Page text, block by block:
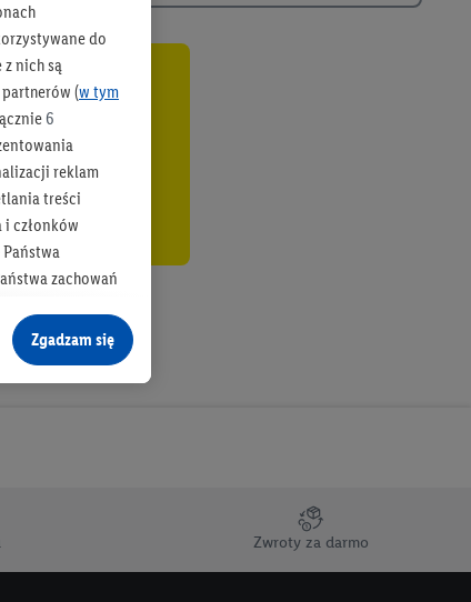
Zwroty za darmo
do
nich są
(w tym
6
reklam
treści
członków
zachowań
dane z innych
przez różne
treści.
Zgadzam się